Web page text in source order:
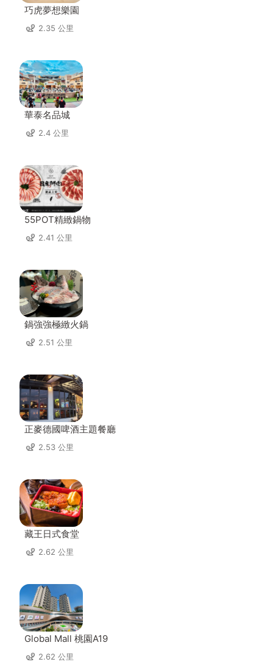
巧虎夢想樂園
2.35 公里
華泰名品城
2.4 公里
55POT精緻鍋物
2.41 公里
鍋強強極緻火鍋
2.51 公里
正麥德國啤酒主題餐廳
2.53 公里
藏王日式食堂
2.62 公里
Global Mall 桃園A19
2.62 公里